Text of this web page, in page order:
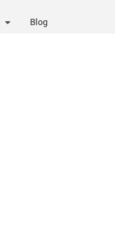
Blog